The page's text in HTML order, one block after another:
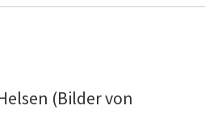
(Bilder von